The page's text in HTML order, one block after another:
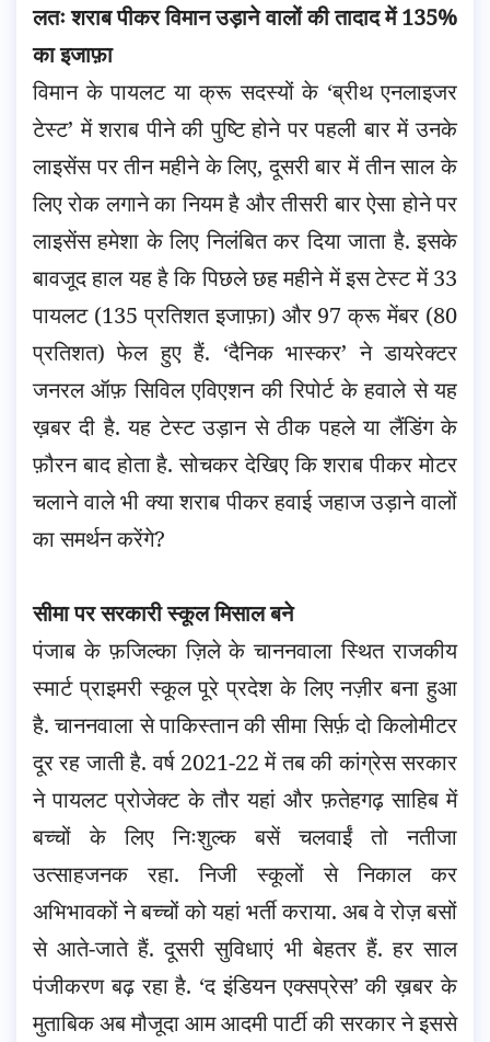
लतः शराब पीकर विमान उड़ाने वालों की तादाद में 135%
का इजाफ़ा
विमान के पायलट या क्रू सदस्यों के ‘ब्रीथ एनलाइजर
टेस्ट’ में शराब पीने की पुष्टि होने पर पहली बार में उनके
लाइसेंस पर तीन महीने के लिए, दूसरी बार में तीन साल के
लिए रोक लगाने का नियम है और तीसरी बार ऐसा होने पर
लाइसेंस हमेशा के लिए निलंबित कर दिया जाता है. इसके
बावजूद हाल यह है कि पिछले छह महीने में इस टेस्ट में 33
पायलट (135 प्रतिशत इजाफ़ा) और 97 क्रू मेंबर (80
प्रतिशत) फेल हुए हैं. ‘दैनिक भास्कर’ ने डायरेक्टर
जनरल ऑफ़ सिविल एविएशन की रिपोर्ट के हवाले से यह
ख़बर दी है. यह टेस्ट उड़ान से ठीक पहले या लैंडिंग के
फ़ौरन बाद होता है. सोचकर देखिए कि शराब पीकर मोटर
चलाने वाले भी क्या शराब पीकर हवाई जहाज उड़ाने वालों
का समर्थन करेंगे?
सीमा पर सरकारी स्कूल मिसाल बने
पंजाब के फ़जिल्का ज़िले के चाननवाला स्थित राजकीय
स्मार्ट प्राइमरी स्कूल पूरे प्रदेश के लिए नज़ीर बना हुआ
है. चाननवाला से पाकिस्तान की सीमा सिर्फ़ दो किलोमीटर
दूर रह जाती है. वर्ष 2021-22 में तब की कांग्रेस सरकार
ने पायलट प्रोजेक्ट के तौर यहां और फ़तेहगढ़ साहिब में
बच्चों के लिए निःशुल्क बसें चलवाईं तो नतीजा
उत्साहजनक रहा. निजी स्कूलों से निकाल कर
अभिभावकों ने बच्चों को यहां भर्ती कराया. अब वे रोज़ बसों
से आते-जाते हैं. दूसरी सुविधाएं भी बेहतर हैं. हर साल
पंजीकरण बढ़ रहा है. ‘द इंडियन एक्सप्रेस’ की ख़बर के
मुताबिक अब मौजूदा आम आदमी पार्टी की सरकार ने इससे